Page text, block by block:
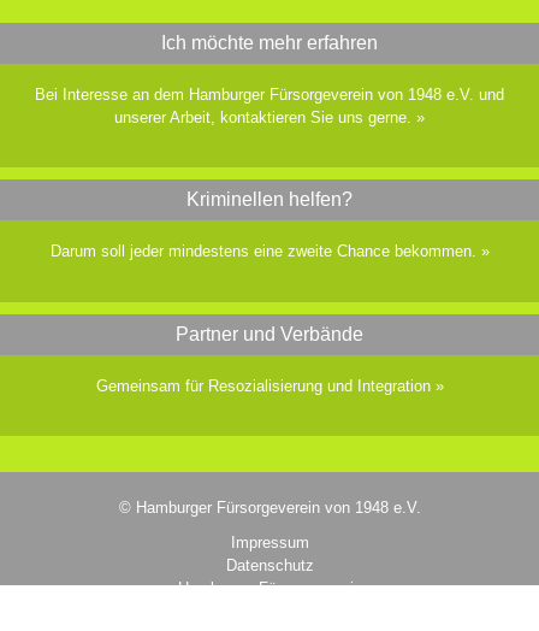
Ich möchte mehr erfahren
Bei Interesse an dem Hamburger Fürsorgeverein von 1948 e.V. und
unserer Arbeit, kontaktieren Sie uns gerne. »
Kriminellen helfen?
Darum soll jeder mindestens eine zweite Chance bekommen. »
Partner und Verbände
Gemeinsam für Resozialisierung und Integration»
© Hamburger Fürsorgeverein von 1948 e.V.
Impressum
Datenschutz
Hamburger Fürsorgeverein